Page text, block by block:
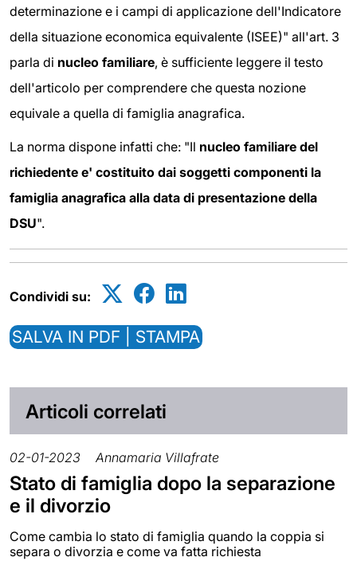
determinazione e i campi di applicazione dell'Indicatore
della situazione economica equivalente (ISEE)" all'art. 3
parla di nucleo familiare, è sufficiente leggere il testo
dell'articolo per comprendere che questa nozione
equivale a quella di famiglia anagrafica.
La norma dispone infatti che: "Il nucleo familiare del
richiedente e' costituito dai soggetti componenti la
famiglia anagrafica alla data di presentazione della
DSU".
Condividi su:
SALVA IN PDF | STAMPA
Articoli correlati
02-01-2023 Annamaria Villafrate
Stato di famiglia dopo la separazione
e il divorzio
Come cambia lo stato di famiglia quando la coppia si
separa o divorzia e come va fatta richiesta